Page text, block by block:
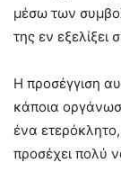
μέσω των
της εν εξελίξει
Η προσέγγιση
κάποια
ένα
προσέχει πολύ